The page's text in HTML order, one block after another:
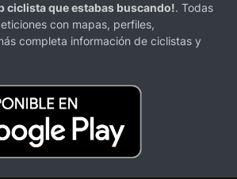
ciclista que estabas buscando!. Todas
con mapas, perfiles,
completa información de ciclistas y